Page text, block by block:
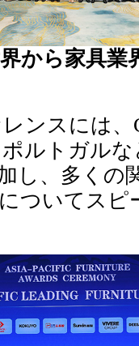
から家具業
ンスには
ルトガル
し、多くの
ついてスピ